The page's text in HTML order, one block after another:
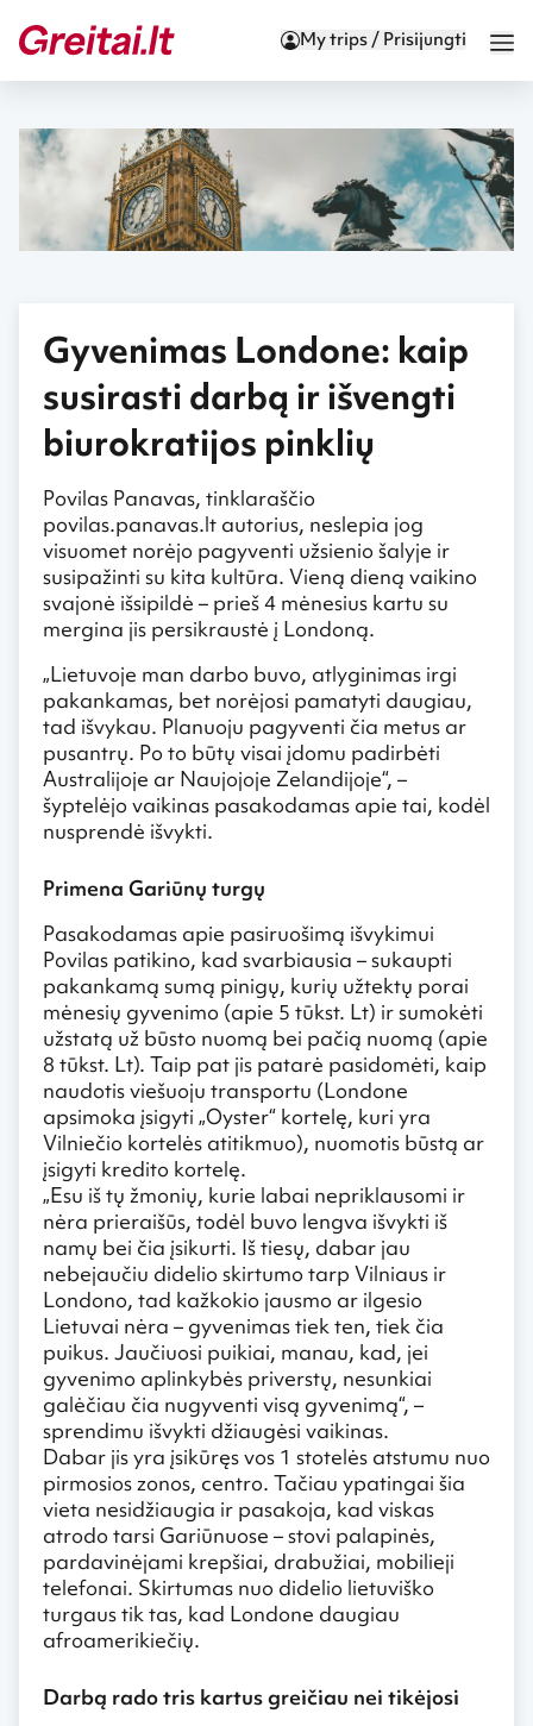
My trips / Prisijungti
Gyvenimas Londone: kaip
susirasti darbą ir išvengti
biurokratijos pinklių
Povilas Panavas, tinklaraščio
povilas.panavas.lt autorius, neslepia jog
visuomet norėjo pagyventi užsienio šalyje ir
susipažinti su kita kultūra. Vieną dieną vaikino
svajonė išsipildė – prieš 4 mėnesius kartu su
mergina jis persikraustė į Londoną.
„Lietuvoje man darbo buvo, atlyginimas irgi
pakankamas, bet norėjosi pamatyti daugiau,
tad išvykau. Planuoju pagyventi čia metus ar
pusantrų. Po to būtų visai įdomu padirbėti
Australijoje ar Naujojoje Zelandijoje“, –
šyptelėjo vaikinas pasakodamas apie tai, kodėl
nusprendė išvykti.
Primena Gariūnų turgų
Pasakodamas apie pasiruošimą išvykimui
Povilas patikino, kad svarbiausia – sukaupti
pakankamą sumą pinigų, kurių užtektų porai
mėnesių gyvenimo (apie 5 tūkst. Lt) ir sumokėti
užstatą už būsto nuomą bei pačią nuomą (apie
8 tūkst. Lt). Taip pat jis patarė pasidomėti, kaip
naudotis viešuoju transportu (Londone
apsimoka įsigyti „Oyster“ kortelę, kuri yra
Vilniečio kortelės atitikmuo), nuomotis būstą ar
įsigyti kredito kortelę.
„Esu iš tų žmonių, kurie labai nepriklausomi ir
nėra prieraišūs, todėl buvo lengva išvykti iš
namų bei čia įsikurti. Iš tiesų, dabar jau
nebejaučiu didelio skirtumo tarp Vilniaus ir
Londono, tad kažkokio jausmo ar ilgesio
Lietuvai nėra – gyvenimas tiek ten, tiek čia
puikus. Jaučiuosi puikiai, manau, kad, jei
gyvenimo aplinkybės priverstų, nesunkiai
galėčiau čia nugyventi visą gyvenimą“, –
sprendimu išvykti džiaugėsi vaikinas.
Dabar jis yra įsikūręs vos 1 stotelės atstumu nuo
pirmosios zonos, centro. Tačiau ypatingai šia
vieta nesidžiaugia ir pasakoja, kad viskas
atrodo tarsi Gariūnuose – stovi palapinės,
pardavinėjami krepšiai, drabužiai, mobilieji
telefonai. Skirtumas nuo didelio lietuviško
turgaus tik tas, kad Londone daugiau
afroamerikiečių.
Darbą rado tris kartus greičiau nei tikėjosi